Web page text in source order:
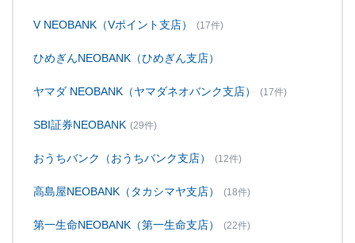
V NEOBANK（Vポイント支店） (17件)
ひめぎんNEOBANK（ひめぎん支店）
ヤマダ NEOBANK（ヤマダネオバンク支店） (17件)
SBI証券NEOBANK (29件)
おうちバンク（おうちバンク支店） (12件)
高島屋NEOBANK（タカシマヤ支店） (18件)
第一生命NEOBANK（第一生命支店） (22件)